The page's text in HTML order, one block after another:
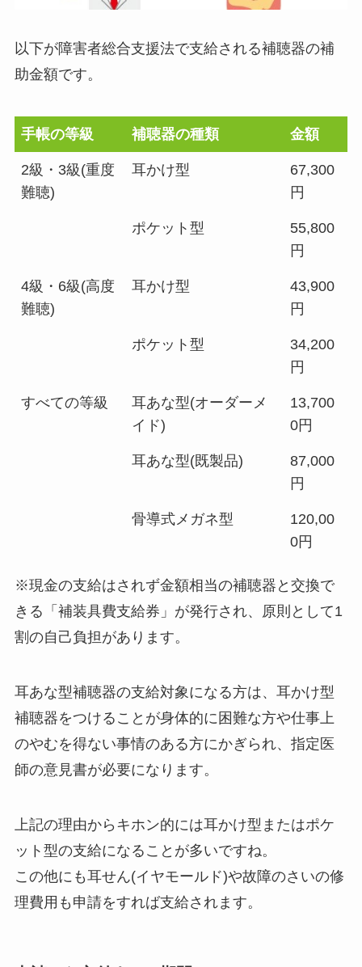
以下が障害者総合支援法で支給される補聴器の補
助金額です。
手帳の等級 補聴器の種類 金額
2級・3級(重度
難聴)
耳かけ型
67,300
円
ポケット型
55,800
円
4級・6級(高度
難聴)
耳かけ型
43,900
円
ポケット型
34,200
円
すべての等級
耳あな型(オーダーメ
イド)
13,700
0円
耳あな型(既製品)
87,000
円
骨導式メガネ型
120,00
0円
※現金の支給はされず金額相当の補聴器と交換で
きる「補装具費支給券」が発行され、原則として1
割の自己負担があります。
耳あな型補聴器の支給対象になる方は、耳かけ型
補聴器をつけることが身体的に困難な方や仕事上
のやむを得ない事情のある方にかぎられ、指定医
師の意見書が必要になります。
上記の理由からキホン的には耳かけ型またはポケ
ット型の支給になることが多いですね。
この他にも耳せん(イヤモールド)や故障のさいの修
理費用も申請をすれば支給されます。